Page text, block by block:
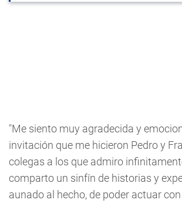
"Me siento muy agradecida y
invitación que me hicieron Pedro y
colegas a los que admiro
comparto un sinfín de historias y
aunado al hecho, de poder actuar